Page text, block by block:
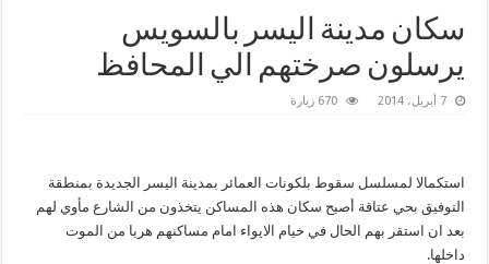
سكان مدينة اليسر بالسويس
يرسلون صرختهم الي المحافظ
7 أبريل، 2014 670 زيارة
استكمالا لمسلسل سقوط بلكونات العمائر بمدينة اليسر الجديدة بمنطقة
التوفيق بحي عتاقة أصبح سكان هذه المساكن يتخذون من الشارع مأوي لهم
بعد ان استقر بهم الحال في خيام الايواء امام مساكنهم هربا من الموت
داخلها.